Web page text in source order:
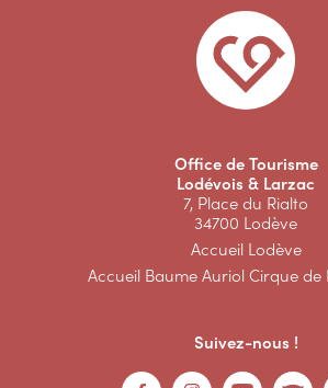
Office de Tourisme
Lodévois & Larzac
7, Place du Rialto
34700 Lodève
Accueil Lodève
Accueil Baume Auriol Cirque de
Suivez-nous !